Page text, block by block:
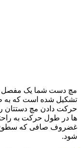
مچ دست شما یک مفصل
تشکیل شده است که به
حرکت دادن مچ دستتان
ها در طول حرکت به
غضروف صافی که
شود.